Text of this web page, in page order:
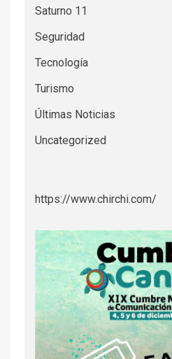
Saturno 11
Seguridad
Tecnología
Turismo
Últimas Noticias
Uncategorized
https://www.chirchi.com/